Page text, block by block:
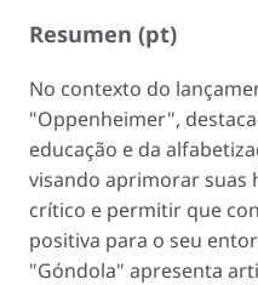
Resumen (pt)
No contexto do
"Oppenheimer",
educação e da
visando aprimorar suas
crítico e permitir que
positiva para o seu
"Góndola" apresenta